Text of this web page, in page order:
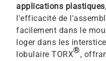
applications plastiques
l'efficacité de
facilement dans le
loger dans les
lobulaire TORX®,